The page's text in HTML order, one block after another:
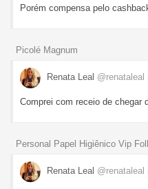
Porém compensa pelo
Picolé Magnum
Renata Leal @renataleal
Comprei com receio de chegar
Personal Papel Higiênico Vip
Renata Leal @renataleal